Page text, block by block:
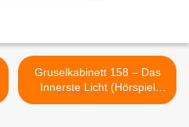
Gruselkabinett 158 – Das
Innerste Licht (Hörspiel
nach Arthur Machen) >